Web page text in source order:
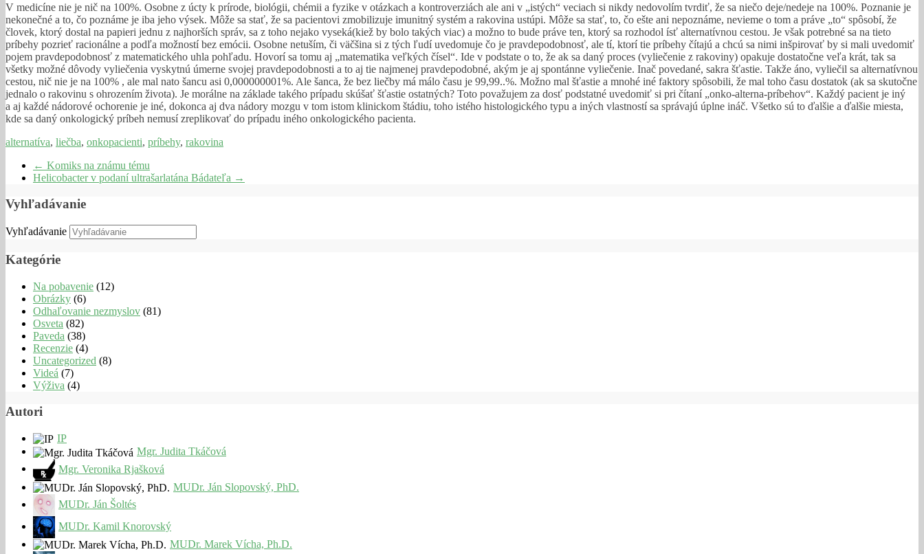
V medicíne nie je nič na 100%. Osobne z úcty k prírode, biológii, chémii a fyzike v otázkach a kontroverziách ale ani v „istých“ veciach si nikdy nedovolím tvrdiť, že sa niečo deje/nedeje na 100%. Poznanie je
nekonečné a to, čo poznáme je iba jeho výsek. Môže sa stať, že sa pacientovi zmobilizuje imunitný systém a rakovina ustúpi. Môže sa stať, to, čo ešte ani nepoznáme, nevieme o tom a práve „to“ spôsobí, že
človek, ktorý dostal na papieri jednu z najhorších správ, sa z toho nejako vyseká(kiež by bolo takých viac) a možno to bude práve ten, ktorý sa rozhodol ísť alternatívnou cestou. Je však potrebné sa na tieto
príbehy pozrieť racionálne a podľa možností bez emócii. Osobne netuším, či väčšina si z tých ľudí uvedomuje čo je pravdepodobnosť, ale tí, ktorí tie príbehy čítajú a chcú sa nimi inšpirovať by si mali uvedomiť
pojem pravdepodobnosť z matematického uhla pohľadu. Hovorí sa tomu aj „matematika veľkých čísel“. Ide v podstate o to, že ak sa daný proces (vyliečenie z rakoviny) opakuje dostatočne veľa krát, tak sa
všetky možné dôvody vyliečenia vyskytnú úmerne svojej pravdepodobnosti a to aj tie najmenej pravdepodobné, akým je aj spontánne vyliečenie. Inač povedané, sakra šťastie. Takže áno, vyliečil sa alternatívnou
cestou, nič nie je na 100% , ale mal nato šancu asi 0,000000001%. Ale šanca, že bez liečby má málo času je 99,99..%. Možno mal šťastie a mnohé iné faktory spôsobili, že mal toho času dostatok (ak sa skutočne
jednalo o rakovinu s ohrozením života). Je morálne na základe takého prípadu skúšať šťastie ostatných? Toto považujem za dosť podstatné uvedomiť si pri čítaní „onko-alterna-príbehov“. Každý pacient je iný
a aj každé nádorové ochorenie je iné, dokonca aj dva nádory mozgu v tom istom klinickom štádiu, toho istého histologického typu a iných vlastností sa správajú úplne ináč. Všetko sú to ďalšie a ďalšie miesta,
kde sa daný onkologický príbeh nemusí zreplikovať do prípadu iného onkologického pacienta.
alternatíva, liečba, onkopacienti, príbehy, rakovina
← Komiks na známu tému
Helicobacter v podaní ultrašarlatána Bádateľa →
Vyhľadávanie
Vyhľadávanie
Kategórie
Na pobavenie (12)
Obrázky (6)
Odhaľovanie nezmyslov (81)
Osveta (82)
Paveda (38)
Recenzie (4)
Uncategorized (8)
Videá (7)
Výživa (4)
Autori
IP
Mgr. Judita Tkáčová
Mgr. Veronika Rjašková
MUDr. Ján Slopovský, PhD.
MUDr. Ján Šoltés
MUDr. Kamil Knorovský
MUDr. Marek Vícha, Ph.D.